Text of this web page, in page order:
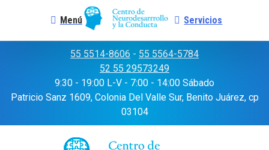
55 5514-8606 - 55 5564-5784
52 55 29573249
9:30 - 19:00 L-V - 7:00 - 14:00 Sábado
Patricio Sanz 1609, Colonia Del Valle Sur, Benito Juárez, cp
03104
Menú Servicios